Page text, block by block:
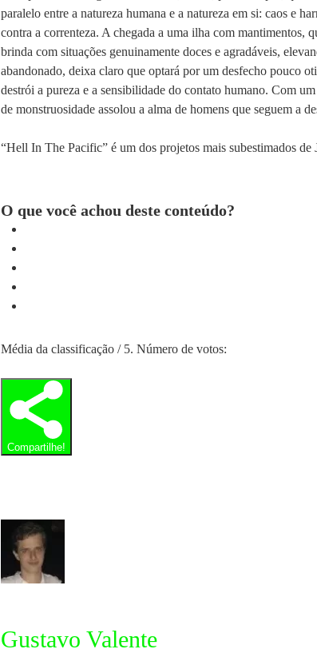
paralelo entre a natureza humana e a natureza em si: caos e
contra a correnteza. A chegada a uma ilha com mantimentos,
brinda com situações genuinamente doces e agradáveis,
abandonado, deixa claro que optará por um desfecho pouco
destrói a pureza e a sensibilidade do contato humano. Com
de monstruosidade assolou a alma de homens que seguem a
“Hell In The Pacific” é um dos projetos mais subestimados de
O que você achou deste conteúdo?
Média da classificação / 5. Número de votos:
Compartilhe!
Gustavo Valente